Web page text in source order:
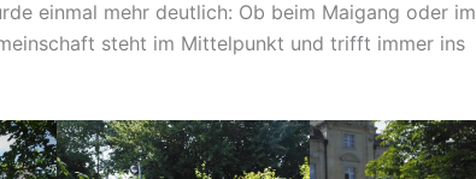
einmal mehr deutlich: Ob beim Maigang oder im
steht im Mittelpunkt und trifft immer ins